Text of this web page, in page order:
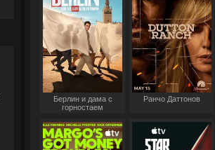
Берлин и дама с
горностаем
Ранчо Даттонов